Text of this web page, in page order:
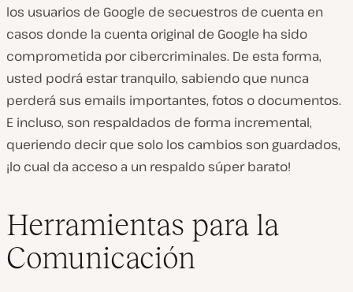
los usuarios de Google de secuestros de cuenta en
casos donde la cuenta original de Google ha sido
comprometida por cibercriminales. De esta forma,
usted podrá estar tranquilo, sabiendo que nunca
perderá sus emails importantes, fotos o documentos.
E incluso, son respaldados de forma incremental,
queriendo decir que solo los cambios son guardados,
¡lo cual da acceso a un respaldo súper barato!
Herramientas para la
Comunicación